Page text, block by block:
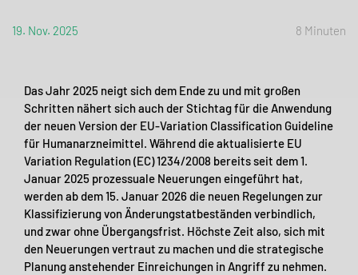
19. Nov. 2025 8 Minuten
Das Jahr 2025 neigt sich dem Ende zu und mit großen
Schritten nähert sich auch der Stichtag für die Anwendung
der neuen Version der EU-Variation Classification Guideline
für Humanarzneimittel. Während die aktualisierte EU
Variation Regulation (EC) 1234/2008 bereits seit dem 1.
Januar 2025 prozessuale Neuerungen eingeführt hat,
werden ab dem 15. Januar 2026 die neuen Regelungen zur
Klassifizierung von Änderungstatbeständen verbindlich,
und zwar ohne Übergangsfrist. Höchste Zeit also, sich mit
den Neuerungen vertraut zu machen und die strategische
Planung anstehender Einreichungen in Angriff zu nehmen.